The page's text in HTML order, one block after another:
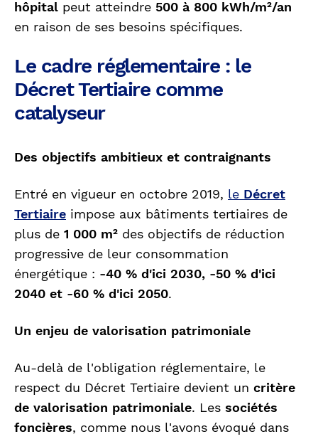
hôpital peut atteindre 500 à 800 kWh/m²/an
en raison de ses besoins spécifiques.
Le cadre réglementaire : le
Décret Tertiaire comme
catalyseur
Des objectifs ambitieux et contraignants
Entré en vigueur en octobre 2019, le Décret
Tertiaire impose aux bâtiments tertiaires de
plus de 1 000 m² des objectifs de réduction
progressive de leur consommation
énergétique : -40 % d'ici 2030, -50 % d'ici
2040 et -60 % d'ici 2050.
Un enjeu de valorisation patrimoniale
Au-delà de l'obligation réglementaire, le
respect du Décret Tertiaire devient un critère
de valorisation patrimoniale. Les sociétés
foncières, comme nous l'avons évoqué dans